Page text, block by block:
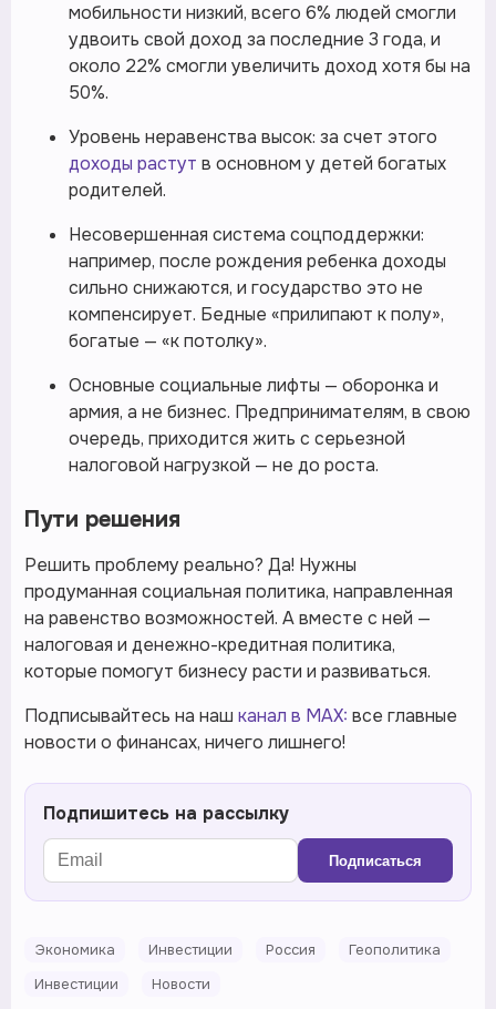
мобильности низкий, всего 6% людей смогли
удвоить свой доход за последние 3 года, и
около 22% смогли увеличить доход хотя бы на
50%.
Уровень неравенства высок: за счет этого
доходы растут в основном у детей богатых
родителей.
Несовершенная система соцподдержки:
например, после рождения ребенка доходы
сильно снижаются, и государство это не
компенсирует. Бедные «прилипают к полу»,
богатые — «к потолку».
Основные социальные лифты — оборонка и
армия, а не бизнес. Предпринимателям, в свою
очередь, приходится жить с серьезной
налоговой нагрузкой — не до роста.
Пути решения
Решить проблему реально? Да! Нужны
продуманная социальная политика, направленная
на равенство возможностей. А вместе с ней —
налоговая и денежно-кредитная политика,
которые помогут бизнесу расти и развиваться.
Подписывайтесь на наш канал в MAX: все главные
новости о финансах, ничего лишнего!
Подпишитесь на рассылку
Подписаться
Экономика Инвестиции Россия
Геополитика
Инвестиции
Новости